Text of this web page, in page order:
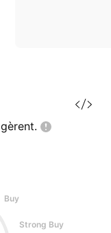
Buy
Strong Buy